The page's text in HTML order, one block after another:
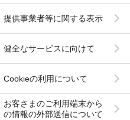
提供事業者等に関する表示
健全なサービスに向けて
Cookieの利用について
お客さまのご利用端末から
の情報の外部送信について